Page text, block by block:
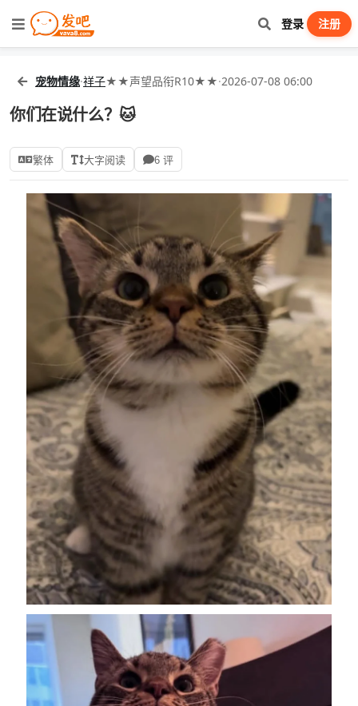
登录 注册
宠物情缘·祥子★★声望品衔R10★★·2026-07-08 06:00
你们在说什么？🐱
繁体 大字阅读 6 评